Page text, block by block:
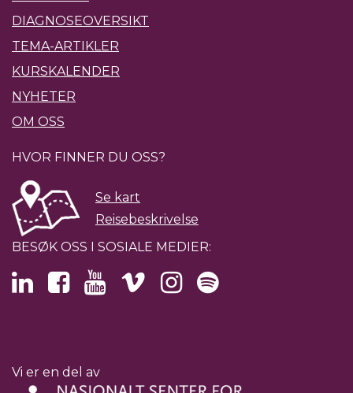
DIAGNOSEOVERSIKT
TEMA-ARTIKLER
KURSKALENDER
NYHETER
OM OSS
HVOR FINNER DU OSS?
Se kart
Reisebeskrivelse
BESØK OSS I SOSIALE MEDIER:
Vi er en del av